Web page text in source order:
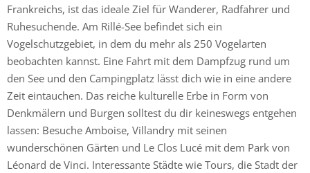
Frankreichs, ist das ideale Ziel für Wanderer, Radfahrer und
Ruhesuchende. Am Rillé-See befindet sich ein
Vogelschutzgebiet, in dem du mehr als 250 Vogelarten
beobachten kannst. Eine Fahrt mit dem Dampfzug rund um
den See und den Campingplatz lässt dich wie in eine andere
Zeit eintauchen. Das reiche kulturelle Erbe in Form von
Denkmälern und Burgen solltest du dir keineswegs entgehen
lassen: Besuche Amboise, Villandry mit seinen
wunderschönen Gärten und Le Clos Lucé mit dem Park von
Léonard de Vinci. Interessante Städte wie Tours, die Stadt der